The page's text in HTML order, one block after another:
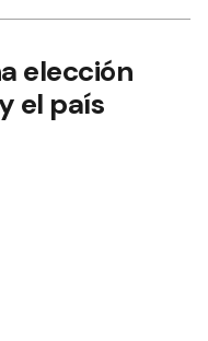
elección
el país